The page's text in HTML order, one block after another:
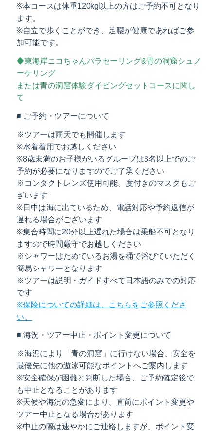
※本コースは体重120kg以上の方はご予約不可となり
ます。
※自立で歩くことができ、足腰が健康であればご参
加可能です。
◆東海岸ニコちゃんパラセーリング&青の洞窟シュノ
ーケリング
または青の洞窟体験ダイビングセットコースに関し
て
■ ご予約・ツアーについて
※ツアーは雨天でも開催します
※水着着用でお越しください
※8歳未満のお子様がいるグループは3名以上でのご
予約が必要になりますのでご了承ください
※コンタクトレンズ使用可能。度付きのマスクもご
ざいます
※日中は海に出ているため、電話対応や予約返信が
遅れる場合がございます
※集合時間に20分以上遅れた場合は乗船不可となり
ますので時間厳守でお越しください
※シャワーはためているお湯を桶で浴びていただく
簡易シャワーとなります
※ツアーは説明・ガイドすべて日本語のみでの対応
です
※保険についての詳細は、こちらをご参照くださ
い。
■ 海況・ツアー中止・ポイント変更について
※海況により「青の洞窟」に行けない場合、安全を
最優先に他の遊泳可能なポイントへご案内します
※安全確保が困難と判断した場合、ご予約確定後で
も中止となることがあります
※天候や海況の急変により、直前にポイント変更や
ツアー中止となる場合があります
※中止の際は速やかにご連絡しますが、ポイント変